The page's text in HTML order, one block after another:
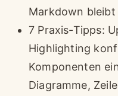
Markdown
7 Praxis-Tipps:
Highlighting
Komponenten
Diagramme,